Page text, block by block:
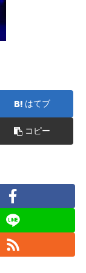
はてブ
コピー